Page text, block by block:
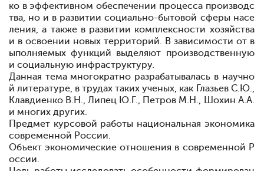
ко в эффективном обеспечении процесса производс
тва, но и в развитии социально-бытовой сферы насе
ления, а также в развитии комплексности хозяйства
и в освоении новых территорий. В зависимости от в
ыполняемых функций выделяют производственную
и социальную инфраструктуру.
Данная тема многократно разрабатывалась в научно
й литературе, в трудах таких ученых, как Глазьев С.Ю.,
Клавдиенко В.Н., Липец Ю.Г., Петров М.Н., Шохин А.А.
и многих других.
Предмет курсовой работы национальная экономика
современной России.
Объектэкономические отношения в современной Р
оссии.